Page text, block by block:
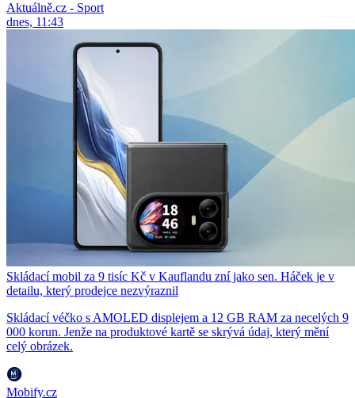
Aktuálně.cz - Sport
dnes, 11:43
Skládací mobil za 9 tisíc Kč v Kauflandu zní jako sen. Háček je v
detailu, který prodejce nezvýraznil
Skládací véčko s AMOLED displejem a 12 GB RAM za necelých 9
000 korun. Jenže na produktové kartě se skrývá údaj, který mění
celý obrázek.
Mobify.cz